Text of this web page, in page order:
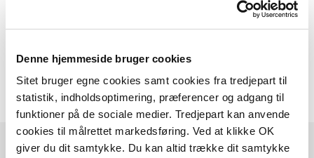
Denne hjemmeside bruger cookies
Sitet bruger egne cookies samt cookies fra tredjepart til
statistik, indholdsoptimering, præferencer og adgang til
funktioner på de sociale medier. Tredjepart kan anvende
cookies til målrettet markedsføring. Ved at klikke OK
giver du dit samtykke. Du kan altid trække dit samtykke